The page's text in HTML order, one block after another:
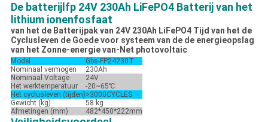
De batterijlfp 24V 230Ah LiFePO4 Batterij van het
lithium ionenfosfaat
van het de Batterijpak van 24V 230Ah LiFePO4 Tijd van het de
Cyclusleven de Goede voor systeem van de de energieopslag
van het Zonne-energie van-Net photovoltaic
Model
Gbs-FP24230T
Nominaal vermogen
230Ah
Nominaal Voltage
24V
Het werktemperatuur
-20~65℃
Het cyclusleven (tijden)>3000CYCLES
Gewicht (kg)
58 kg
Afmetingen (mm)
482*450*222mm